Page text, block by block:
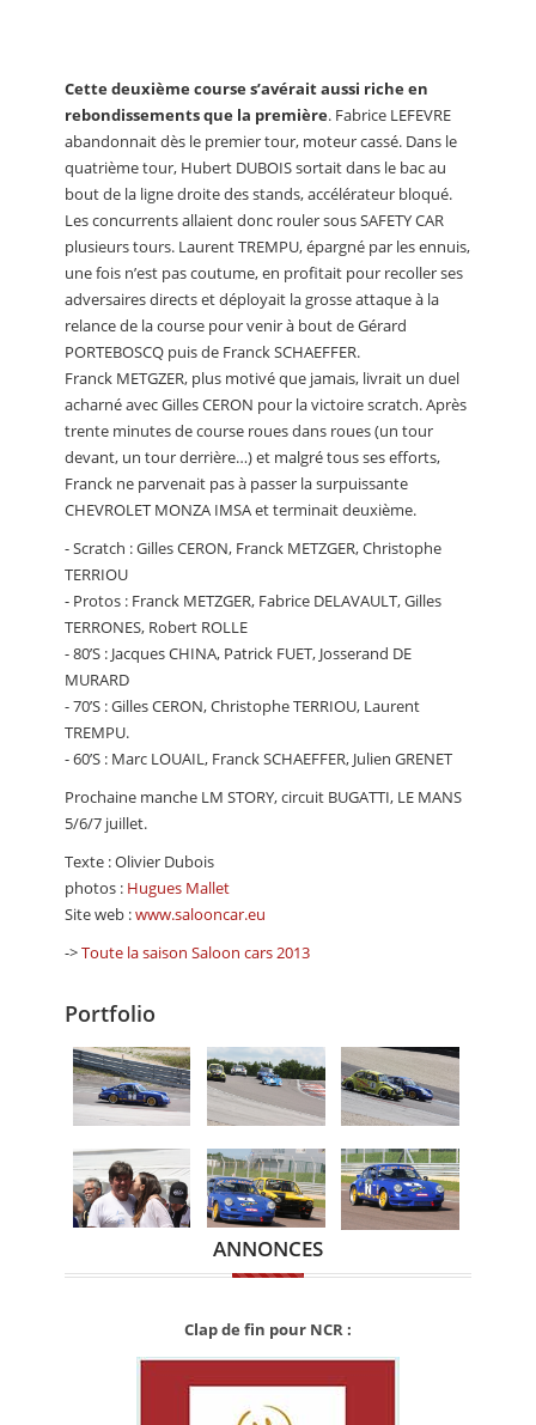
Cette deuxième course s’avérait aussi riche en
rebondissements que la première. Fabrice LEFEVRE
abandonnait dès le premier tour, moteur cassé. Dans le
quatrième tour, Hubert DUBOIS sortait dans le bac au
bout de la ligne droite des stands, accélérateur bloqué.
Les concurrents allaient donc rouler sous SAFETY CAR
plusieurs tours. Laurent TREMPU, épargné par les ennuis,
une fois n’est pas coutume, en profitait pour recoller ses
adversaires directs et déployait la grosse attaque à la
relance de la course pour venir à bout de Gérard
PORTEBOSCQ puis de Franck SCHAEFFER.
Franck METGZER, plus motivé que jamais, livrait un duel
acharné avec Gilles CERON pour la victoire scratch. Après
trente minutes de course roues dans roues (un tour
devant, un tour derrière…) et malgré tous ses efforts,
Franck ne parvenait pas à passer la surpuissante
CHEVROLET MONZA IMSA et terminait deuxième.
- Scratch : Gilles CERON, Franck METZGER, Christophe
TERRIOU
- Protos : Franck METZGER, Fabrice DELAVAULT, Gilles
TERRONES, Robert ROLLE
- 80’S : Jacques CHINA, Patrick FUET, Josserand DE
MURARD
- 70’S : Gilles CERON, Christophe TERRIOU, Laurent
TREMPU.
- 60’S : Marc LOUAIL, Franck SCHAEFFER, Julien GRENET
Prochaine manche LM STORY, circuit BUGATTI, LE MANS
5/6/7 juillet.
Texte : Olivier Dubois
photos : Hugues Mallet
Site web :www.salooncar.eu
->Toute la saison Saloon cars 2013
Portfolio
ANNONCES
Clap de fin pour NCR :